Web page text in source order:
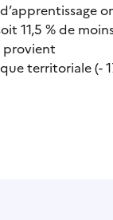
11,5 % de
provient
territoriale (-